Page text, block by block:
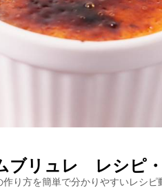
ブリュレ レシピ
作り方を簡単で分かりやすいレシピ